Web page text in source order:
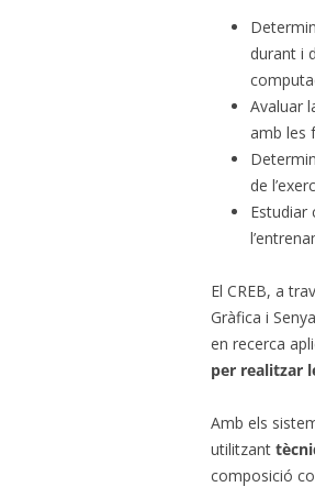
durant i
Avaluar
amb les
de
Estudiar
El CREB, a
Gràfica i
en recerca
per realitzar
Amb els
utilitzant
composició